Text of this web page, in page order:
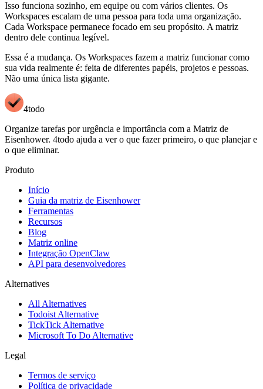
Isso funciona sozinho, em equipe ou com vários clientes. Os
Workspaces escalam de uma pessoa para toda uma organização.
Cada Workspace permanece focado em seu propósito. A matriz
dentro dele continua legível.
Essa é a mudança. Os Workspaces fazem a matriz funcionar como
sua vida realmente é: feita de diferentes papéis, projetos e pessoas.
Não uma única lista gigante.
4todo
Organize tarefas por urgência e importância com a Matriz de
Eisenhower. 4todo ajuda a ver o que fazer primeiro, o que planejar e
o que eliminar.
Produto
Início
Guia da matriz de Eisenhower
Ferramentas
Recursos
Blog
Matriz online
Integração OpenClaw
API para desenvolvedores
Alternatives
All Alternatives
Todoist Alternative
TickTick Alternative
Microsoft To Do Alternative
Legal
Termos de serviço
Política de privacidade